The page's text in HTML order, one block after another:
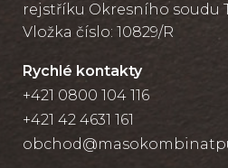
rejstříku Okresního soudu
Vložka číslo: 10829/R
Rychlé kontakty
+421 0800 104 116
+421 42 4631 161